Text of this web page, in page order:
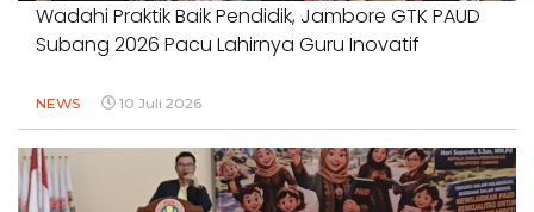
Wadahi Praktik Baik Pendidik, Jambore GTK PAUD
Subang 2026 Pacu Lahirnya Guru Inovatif
NEWS 10 Juli 2026